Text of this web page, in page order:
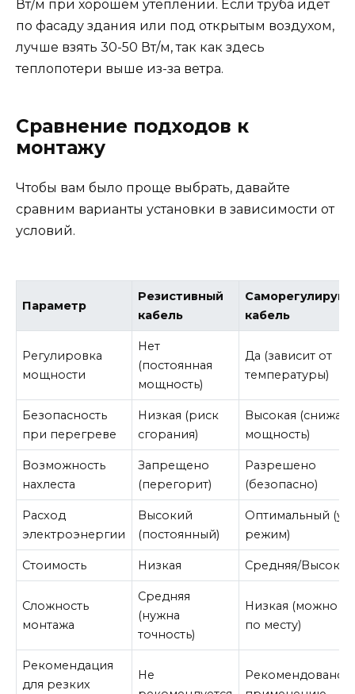
Вт/м при хорошем утеплении. Если труба идет
по фасаду здания или под открытым воздухом,
лучше взять 30-50 Вт/м, так как здесь
теплопотери выше из-за ветра.
Сравнение подходов к
монтажу
Чтобы вам было проще выбрать, давайте
сравним варианты установки в зависимости от
условий.
Параметр
Резистивный
кабель
кабель
Регулировка
мощности
Нет
(постоянная
мощность)
Да (зависит от
температуры)
Безопасность
при перегреве
Низкая (риск
сгорания)
Высокая (снижает
мощность)
Возможность
нахлеста
Запрещено
(перегорит)
Разрешено
(безопасно)
Расход
электроэнергии
Высокий
(постоянный)
Оптимальный
режим)
Стоимость Низкая Средняя/Высокая
Сложность
монтажа
Средняя
(нужна
точность)
Низкая (можно
по месту)
Рекомендация
для резких
Не
Рекомендовано к